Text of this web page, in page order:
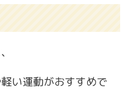
い運動がおすすめで